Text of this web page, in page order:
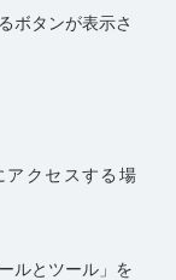
ボタンが表示さ
クセスする場
ルとツール」を